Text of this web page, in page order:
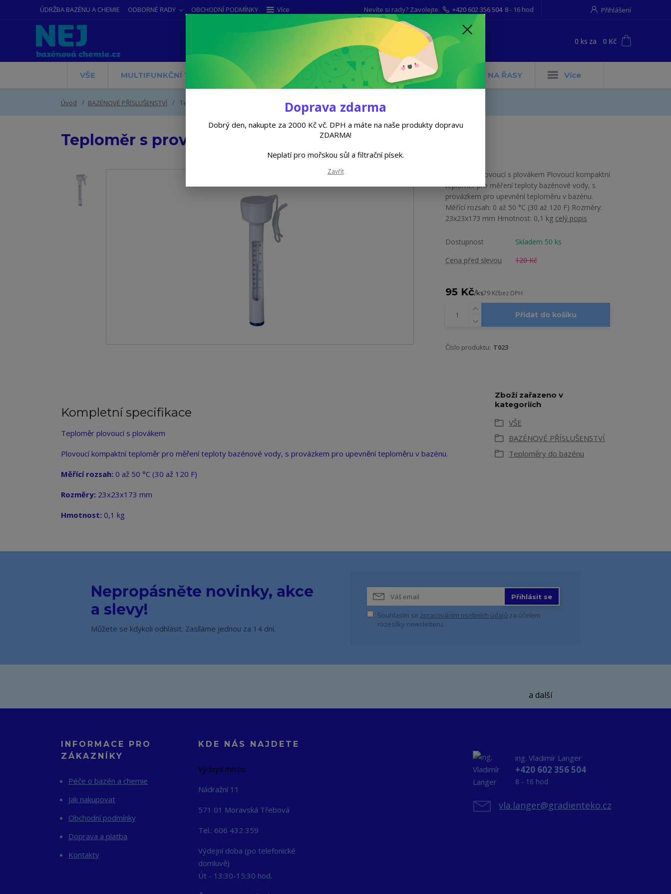
ÚDRŽBA BAZÉNU A CHEMIE ODBORNÉ RADY OBCHODNÍ PODMÍNKY Více Přihlášení
Hledat
Nevíte si rady? Zavolejte. +420 602 356 504 8 - 16 hod
0 ks za 0 Kč
VŠE MULTIFUNKČNÍ TABLETY CHLOROVÁ DEZINFEKCE BEZCHLOROVÁ CHEMIE NA ŘASY Více
Úvod BAZÉNOVÉ PŘÍSLUŠENSTVÍ Teploměr s provázkem plovoucí
Teploměr s provázkem plovoucí
Teploměr plovoucí s plovákem Plovoucí kompaktní
teploměr pro měření teploty bazénové vody, s
provázkem pro upevnění teploměru v bazénu.
Měřící rozsah: 0 až 50 °C (30 až 120 F) Rozměry:
23x23x173 mm Hmotnost: 0,1 kg celý popis
Dostupnost
Skladem 50 ks
Cena před slevou
120 Kč
95 Kč/ks79 Kčbez DPH
Přidat do košíku
Číslo produktu: T023
Kompletní specifikace
Teploměr plovoucí s plovákem
Plovoucí kompaktní teploměr pro měření teploty bazénové vody, s provázkem pro upevnění teploměru v bazénu.
Měřící rozsah: 0 až 50 °C (30 až 120 F)
Rozměry: 23x23x173 mm
Hmotnost: 0,1 kg
Zboží zařazeno v
kategoriích
VŠE
BAZÉNOVÉ PŘÍSLUŠENSTVÍ
Teploměry do bazénu
Nepropásněte novinky, akce
a slevy!
Můžete se kdykoli odhlásit. Zasíláme jednou za 14 dní.
Přihlásit se
Souhlasím se zpracováním osobních údajů za účelem
rozesílky newsletteru.
a další
INFORMACE PRO
ZÁKAZNÍKY
Péče o bazén a chemie
Jak nakupovat
Obchodní podmínky
Doprava a platba
Kontakty
KDE NÁS NAJDETE
Výdejní místo:
Nádražní 11
571 01 Moravská Třebová
Tel.: 606 432 359
Výdejní doba (po telefonické
domluvě)
Út - 13:30-15:30 hod.
ing. Vladimír Langer
+420 602 356 504
8 - 16 hod
vla.langer@gradienteko.cz
Doprava zdarma
Dobrý den, nakupte za 2000 Kč vč. DPH a máte na naše produkty dopravu
ZDARMA!
Neplatí pro mořskou sůl a filtrační písek.
Zavřít